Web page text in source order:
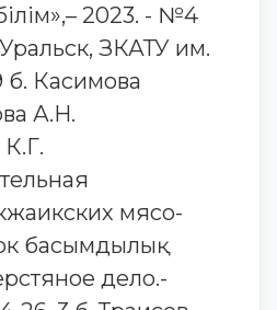
2023. - №4
Уральск, ЗКАТУ им.
б. Касимова
А.Н.
К.Г.
мясо-
басымдылық
дело.-